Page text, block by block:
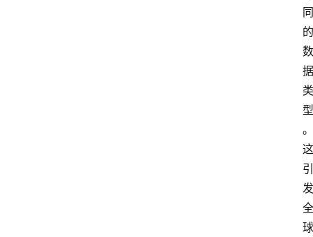
同
的
数
据
类
型
。
这
引
发
全
球